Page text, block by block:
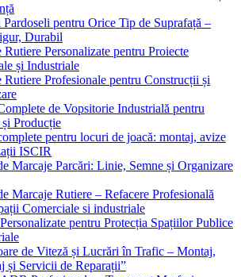
Pardoseli pentru Orice Tip de Suprafață –
Durabil
Rutiere Personalizate pentru Proiecte
și Industriale
Rutiere Profesionale pentru Construcții și
de Vopsitorie Industrială pentru
Producție
pentru locuri de joacă: montaj, avize
ISCIR
Marcaje Parcări: Linie, Semne și Organizare
Marcaje Rutiere – Refacere Profesională
Comerciale si industriale
pentru Protecția Spațiilor Publice
de Viteză și Lucrări în Trafic – Montaj,
și Servicii de Reparații”